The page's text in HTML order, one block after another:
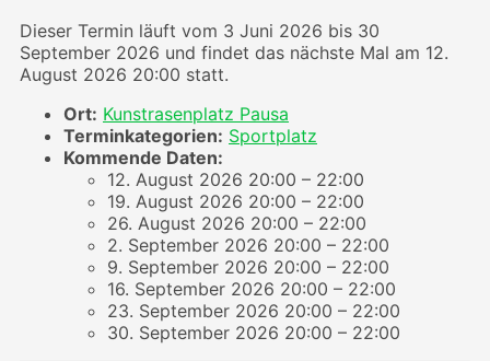
Dieser Termin läuft vom 3 Juni 2026 bis 30
September 2026 und findet das nächste Mal am 12.
August 2026 20:00 statt.
Ort: Kunstrasenplatz Pausa
Terminkategorien: Sportplatz
Kommende Daten:
12. August 2026 20:00 – 22:00
19. August 2026 20:00 – 22:00
26. August 2026 20:00 – 22:00
2. September 2026 20:00 – 22:00
9. September 2026 20:00 – 22:00
16. September 2026 20:00 – 22:00
23. September 2026 20:00 – 22:00
30. September 2026 20:00 – 22:00